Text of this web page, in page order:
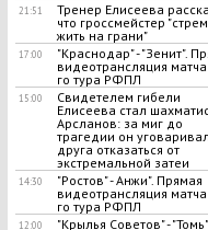
21:51
Тренер Елисеева
что гроссмейстер
жить на грани"
17:00
"Краснодар" - "Зенит".
видеотрансляция
го тура РФПЛ
15:00
Свидетелем гибели
Елисеева стал
Арсланов: за миг до
трагедии он уговаривал
друга отказаться от
экстремальной затеи
14:30
"Ростов" - Анжи". Прямая
видеотрансляция
го тура РФПЛ
12:00
"Крылья Советов" -